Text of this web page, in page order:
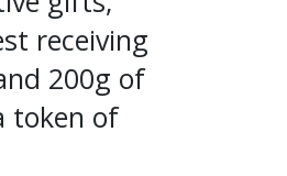
receiving
200g of
token of